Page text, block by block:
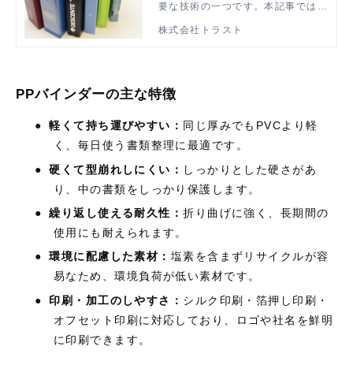
要な技術の一つです。本記事では、
す。
株式会社トラスト
PPバインダーの主な特徴
● 軽くて持ち運びやすい： 同じ厚みでも PVCより軽
く、毎日使う書類整理に最適です。
●
硬くて型崩れしにくい： しっかりとした硬さがあ
り、中の書類をしっかり保護します。
●
繰り返し使える耐久性：折り曲げに強く、長期間の
使用にも耐えられます。
●
環境に配慮した素材： 塩素を含まずリサイクルが容
易なため、環境負荷が低い素材です。
●
印刷・加工のしやすさ： シルク印刷・箔押し印刷・
オフセット印刷に対応しており、ロゴや社名を鮮明
に印刷できます。